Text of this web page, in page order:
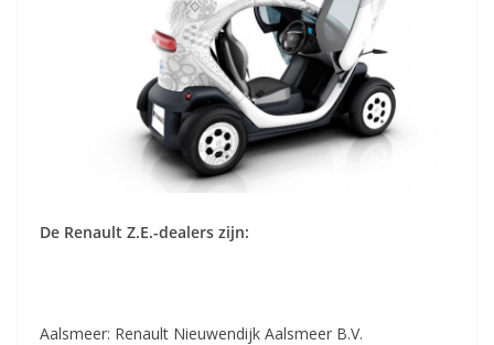
De Renault Z.E.-dealers zijn:
Aalsmeer: Renault Nieuwendijk Aalsmeer B.V.